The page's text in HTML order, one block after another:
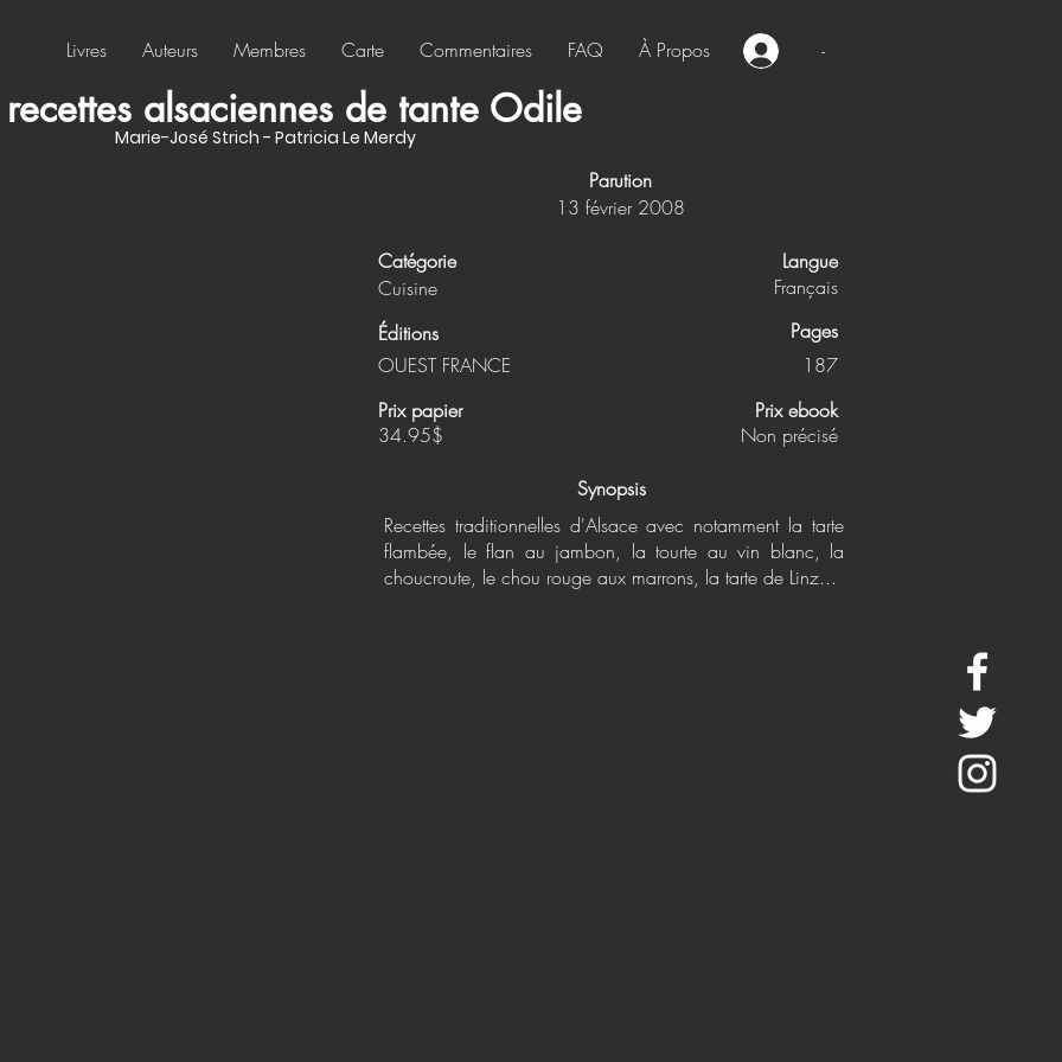
Livres Auteurs Membres Carte Commentaires FAQ À Propos -
recettes alsaciennes de tante Odile
Marie-José Strich - Patricia Le Merdy
Parution
13 février 2008
Catégorie
Cuisine
Langue
Français
Éditions
Pages
OUEST FRANCE
187
Prix papier
34.95$
Prix ebook
Non précisé
Synopsis
Recettes traditionnelles d'Alsace avec notamment la tarte
flambée, le flan au jambon, la tourte au vin blanc, la
choucroute, le chou rouge aux marrons, la tarte de Linz...